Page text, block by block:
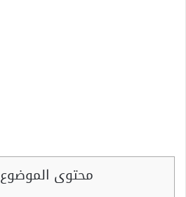
محتوى الموضوع